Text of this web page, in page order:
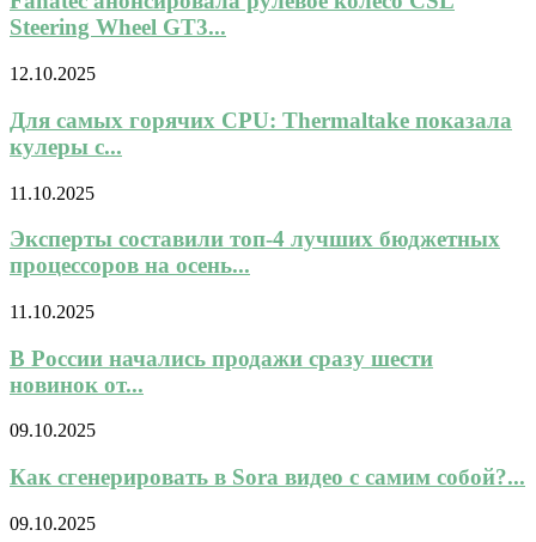
Steering Wheel GT3...
12.10.2025
Для самых горячих CPU: Thermaltake показала
кулеры с...
11.10.2025
Эксперты составили топ-4 лучших бюджетных
процессоров на осень...
11.10.2025
В России начались продажи сразу шести
новинок от...
09.10.2025
Как сгенерировать в Sora видео с самим собой?...
09.10.2025